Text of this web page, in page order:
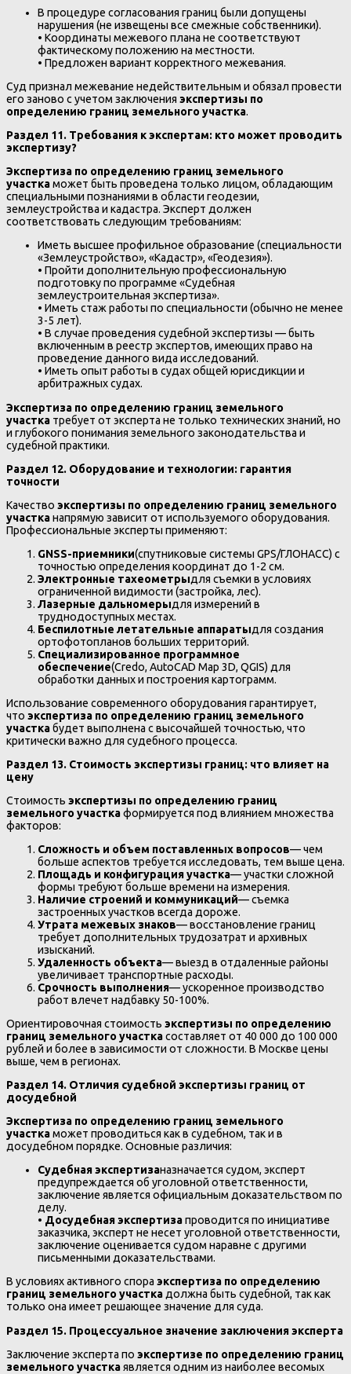
В процедуре согласования границ были допущены
нарушения (не извещены все смежные собственники).
• Координаты межевого плана не соответствуют
фактическому положению на местности.
• Предложен вариант корректного межевания.
Суд признал межевание недействительным и обязал провести
его заново с учетом заключения экспертизы по
определению границ земельного участка.
Раздел 11. Требования к экспертам: кто может проводить
экспертизу?
Экспертиза по определению границ земельного
участкаможет быть проведена только лицом, обладающим
специальными познаниями в области геодезии,
землеустройства и кадастра. Эксперт должен
соответствовать следующим требованиям:
Иметь высшее профильное образование (специальности
«Землеустройство», «Кадастр», «Геодезия»).
• Пройти дополнительную профессиональную
подготовку по программе «Судебная
землеустроительная экспертиза».
• Иметь стаж работы по специальности (обычно не менее
3-5 лет).
• В случае проведения судебной экспертизы — быть
включенным в реестр экспертов, имеющих право на
проведение данного вида исследований.
• Иметь опыт работы в судах общей юрисдикции и
арбитражных судах.
Экспертиза по определению границ земельного
участка требует от эксперта не только технических знаний, но
и глубокого понимания земельного законодательства и
судебной практики.
Раздел 12. Оборудование и технологии: гарантия
точности
Качество экспертизы по определению границ земельного
участканапрямую зависит от используемого оборудования.
Профессиональные эксперты применяют:
GNSS-приемники(спутниковые системы GPS/ГЛОНАСС) с
точностью определения координат до 1-2 см.
Электронные тахеометрыдля съемки в условиях
ограниченной видимости (застройка, лес).
Лазерные дальномерыдля измерений в
труднодоступных местах.
Беспилотные летательные аппаратыдля создания
ортофотопланов больших территорий.
Специализированное программное
обеспечение(Credo, AutoCAD Map 3D, QGIS) для
обработки данных и построения картограмм.
Использование современного оборудования гарантирует,
что экспертиза по определению границ земельного
участкабудет выполнена с высочайшей точностью, что
критически важно для судебного процесса.
Раздел 13. Стоимость экспертизы границ: что влияет на
цену
Стоимость экспертизы по определению границ
земельного участкаформируется под влиянием множества
факторов:
Сложность и объем поставленных вопросов— чем
больше аспектов требуется исследовать, тем выше цена.
Площадь и конфигурация участка— участки сложной
формы требуют больше времени на измерения.
Наличие строений и коммуникаций— съемка
застроенных участков всегда дороже.
Утрата межевых знаков— восстановление границ
требует дополнительных трудозатрат и архивных
изысканий.
Удаленность объекта— выезд в отдаленные районы
увеличивает транспортные расходы.
Срочность выполнения— ускоренное производство
работ влечет надбавку 50-100%.
Ориентировочная стоимость экспертизы по определению
границ земельного участкасоставляет от 40 000 до 100 000
рублей и более в зависимости от сложности. В Москве цены
выше, чем в регионах.
Раздел 14. Отличия судебной экспертизы границ от
досудебной
Экспертиза по определению границ земельного
участкаможет проводиться как в судебном, так и в
досудебном порядке. Основные различия:
Судебная экспертизаназначается судом, эксперт
предупреждается об уголовной ответственности,
заключение является официальным доказательством по
делу.
• Досудебная экспертизапроводится по инициативе
заказчика, эксперт не несет уголовной ответственности,
заключение оценивается судом наравне с другими
письменными доказательствами.
В условиях активного спора экспертиза по определению
границ земельного участкадолжна быть судебной, так как
только она имеет решающее значение для суда.
Раздел 15. Процессуальное значение заключения эксперта
Заключение эксперта по экспертизе по определению границ
земельного участкаявляется одним из наиболее весомых